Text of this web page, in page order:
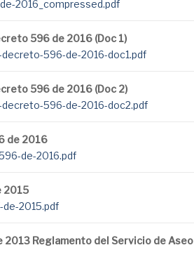
2016_compressed.pdf
596 de 2016 (Doc 1)
596-de-2016-doc1.pdf
596 de 2016 (Doc 2)
596-de-2016-doc2.pdf
de 2016
de-2016.pdf
2015
2015.pdf
2013 Reglamento del Servicio de Aseo